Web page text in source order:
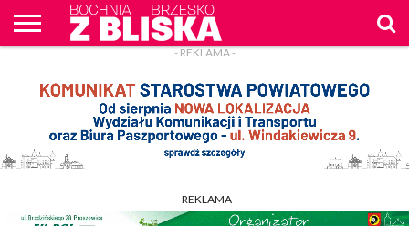
WPROST
REKLAM
- REKLAMA -
- REKLAMA -